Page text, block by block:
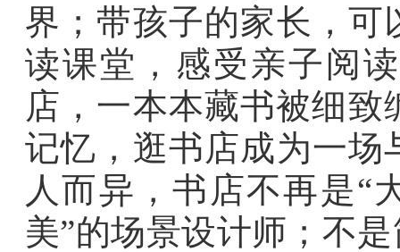
界；带孩子的家长，可
读课堂，感受亲子阅
店，一本本藏书被细
记忆，逛书店成为一场
人而异，书店不再是“
美”的场景设计师；不